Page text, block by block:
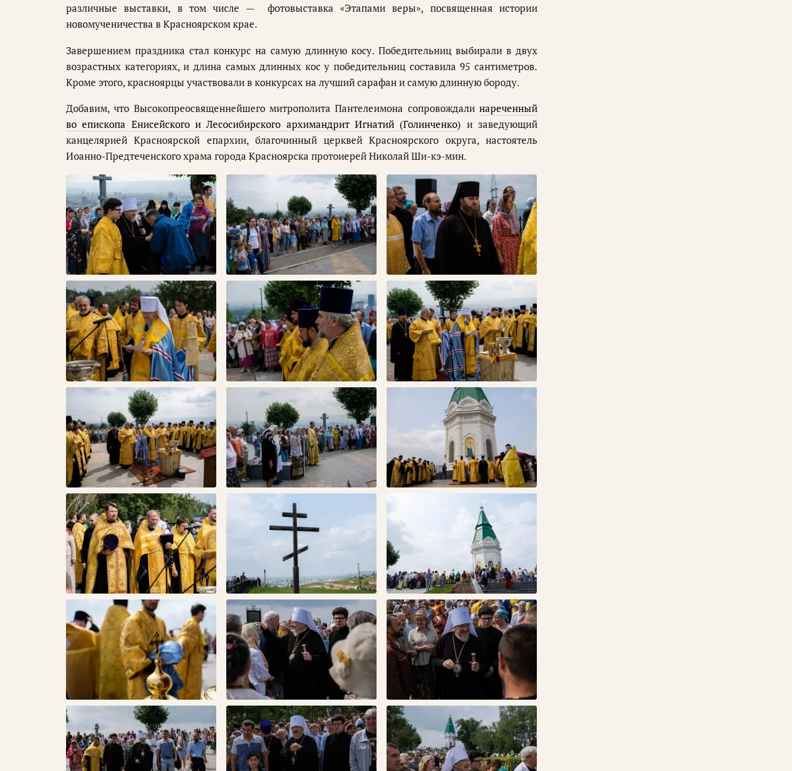
различные выставки, в том числе — фотовыставка «Этапами веры», посвященная истории
новомученичества в Красноярском крае.
Завершением праздника стал конкурс на самую длинную косу. Победительниц выбирали в двух
возрастных категориях, и длина самых длинных кос у победительниц составила 95 сантиметров.
Кроме этого, красноярцы участвовали в конкурсах на лучший сарафан и самую длинную бороду.
Добавим, что Высокопреосвященнейшего митрополита Пантелеимона сопровождали нареченный
во епископа Енисейского и Лесосибирского архимандрит Игнатий (Голинченко) и заведующий
канцелярией Красноярской епархии, благочинный церквей Красноярского округа, настоятель
Иоанно-Предтеченского храма города Красноярска протоиерей Николай Ши-кэ-мин.